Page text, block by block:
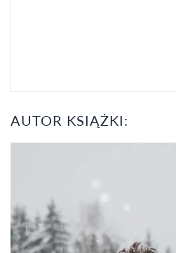
AUTOR KSIĄŻKI: